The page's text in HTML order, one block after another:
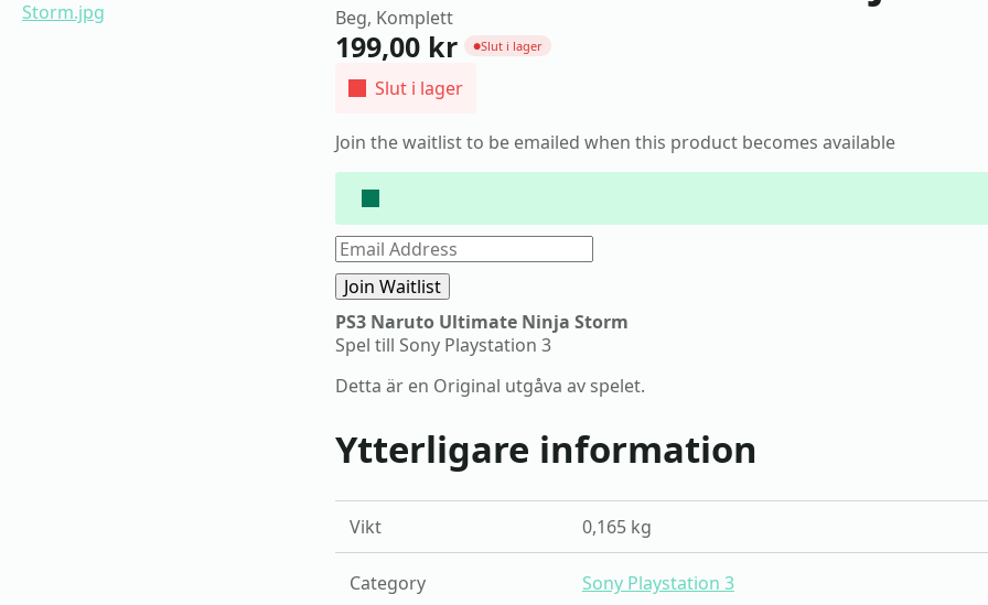
Beg, Komplett
199,00 kr ●Slut i lager
Slut i lager
Join the waitlist to be emailed when this product becomes available
Enter
your
email
address
to
join
the
for
Join Waitlist
PS3 Naruto Ultimate Ninja Storm
Spel till Sony Playstation 3
Detta är en Original utgåva av spelet.
Ytterligare information
Vikt 0,165 kg
Category Sony Playstation 3